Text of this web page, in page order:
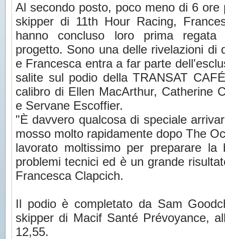
Al secondo posto, poco meno di 6 ore
skipper di 11th Hour Racing,
hanno concluso loro prima regata
progetto. Sono una delle rivelazioni di
e Francesca entra a far parte
salite sul podio della TRANSAT
calibro di Ellen MacArthur, Catherine
e Servane Escoffier.
"È davvero qualcosa di speciale
mosso molto rapidamente dopo The
lavorato moltissimo per preparare la
problemi tecnici ed è un grande
Francesca Clapcich.
Il podio è completato da Sam
skipper di Macif Santé Prévoyance,
12,55.